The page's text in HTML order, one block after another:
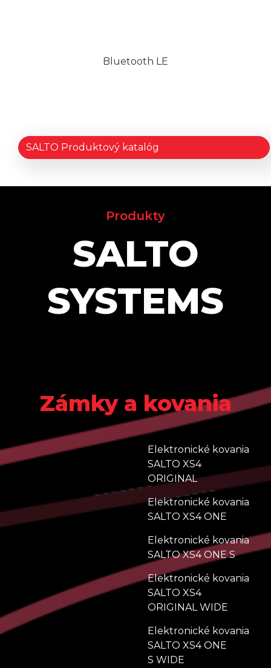
Bluetooth LE
SALTO Produktový katalóg
Produkty
SALTO
SYSTEMS
Zámky a kovania
Elektronické kovania
SALTO XS4
ORIGINAL
Elektronické kovania
SALTO XS4 ONE
Elektronické kovania
SALTO XS4 ONE S
Elektronické kovania
SALTO XS4
ORIGINAL WIDE
Elektronické kovania
SALTO XS4 ONE
S WIDE